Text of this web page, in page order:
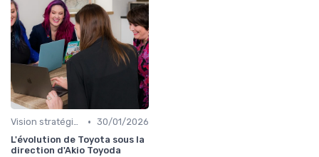
Vision stratégique & ambition long terme • 30/01/2026
L'évolution de Toyota sous la
direction d'Akio Toyoda